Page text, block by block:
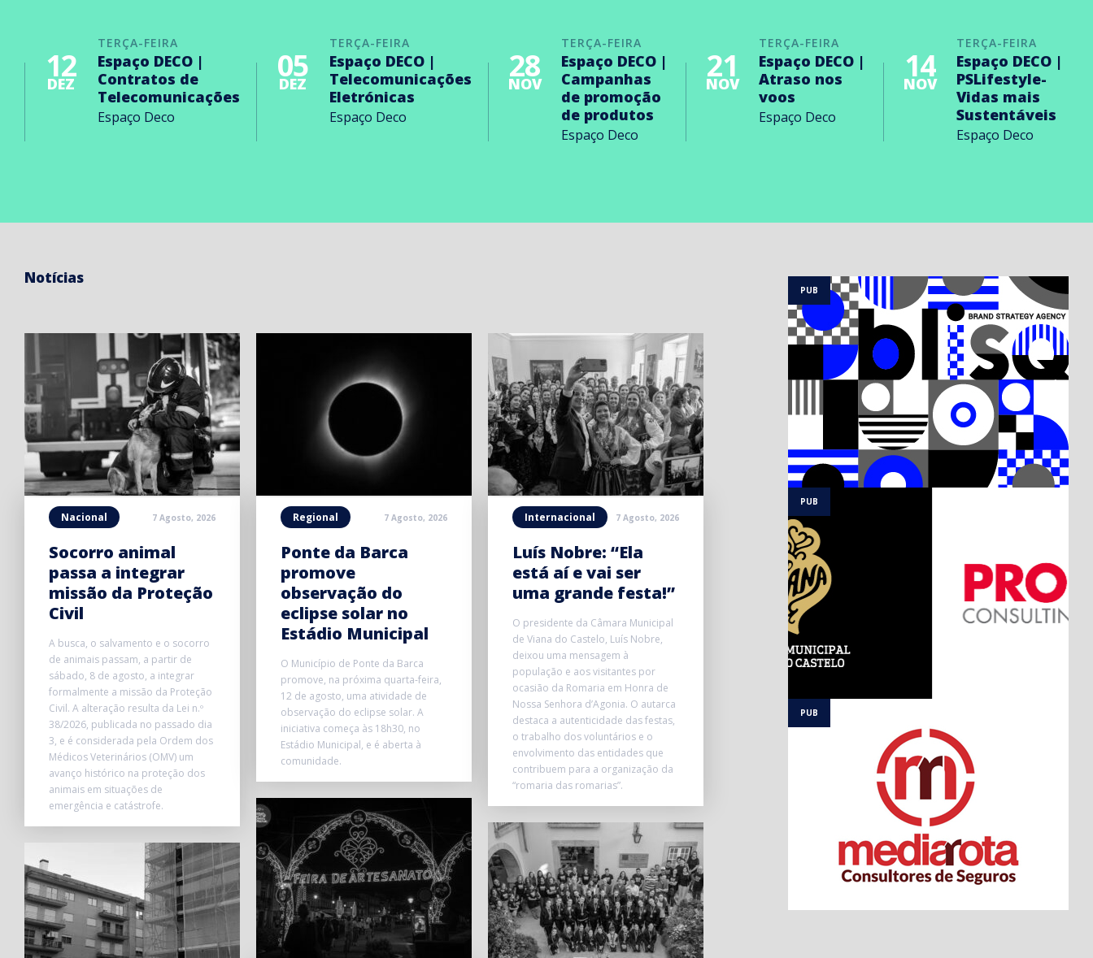
TERÇA-FEIRA
12
DEZ
Espaço DECO |
Contratos de
Telecomunicações
Espaço Deco
TERÇA-FEIRA
05
DEZ
Espaço DECO |
Telecomunicações
Eletrónicas
Espaço Deco
TERÇA-FEIRA
28
NOV
Espaço DECO |
Campanhas
de promoção
de produtos
Espaço Deco
TERÇA-FEIRA
21
NOV
Espaço DECO |
Atraso nos
voos
Espaço Deco
TERÇA-FEIRA
14
NOV
Espaço DECO |
PSLifestyle-
Vidas mais
Sustentáveis
Espaço Deco
Notícias
Nacional 7 Agosto, 2026
Socorro animal
passa a integrar
missão da Proteção
Civil
A busca, o salvamento e o socorro
de animais passam, a partir de
sábado, 8 de agosto, a integrar
formalmente a missão da Proteção
Civil. A alteração resulta da Lei n.º
38/2026, publicada no passado dia
3, e é considerada pela Ordem dos
Médicos Veterinários (OMV) um
avanço histórico na proteção dos
animais em situações de
emergência e catástrofe.
Regional 7 Agosto, 2026
Ponte da Barca
promove
observação do
eclipse solar no
Estádio Municipal
O Município de Ponte da Barca
promove, na próxima quarta-feira,
12 de agosto, uma atividade de
observação do eclipse solar. A
iniciativa começa às 18h30, no
Estádio Municipal, e é aberta à
comunidade.
Internacional 7 Agosto, 2026
Luís Nobre: “Ela
está aí e vai ser
uma grande festa!”
O presidente da Câmara Municipal
de Viana do Castelo, Luís Nobre,
deixou uma mensagem à
população e aos visitantes por
ocasião da Romaria em Honra de
Nossa Senhora d’Agonia. O autarca
destaca a autenticidade das festas,
o trabalho dos voluntários e o
envolvimento das entidades que
contribuem para a organização da
“romaria das romarias”.